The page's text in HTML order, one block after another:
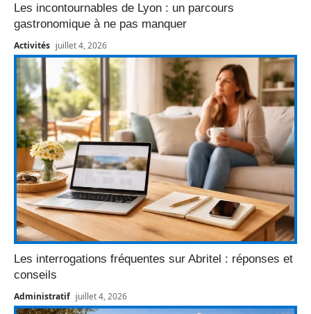
Les incontournables de Lyon : un parcours
gastronomique à ne pas manquer
Activités juillet 4, 2026
Les interrogations fréquentes sur Abritel : réponses et
conseils
Administratif juillet 4, 2026